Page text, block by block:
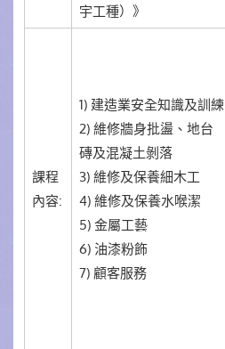
宇工種）》
課程
內容:
1) 建造業安全知識及訓練
2) 維修牆身批盪、地台
磚及混凝土剝落
3) 維修及保養細木工
4) 維修及保養水喉潔
5) 金屬工藝
6) 油漆粉飾
7) 顧客服務